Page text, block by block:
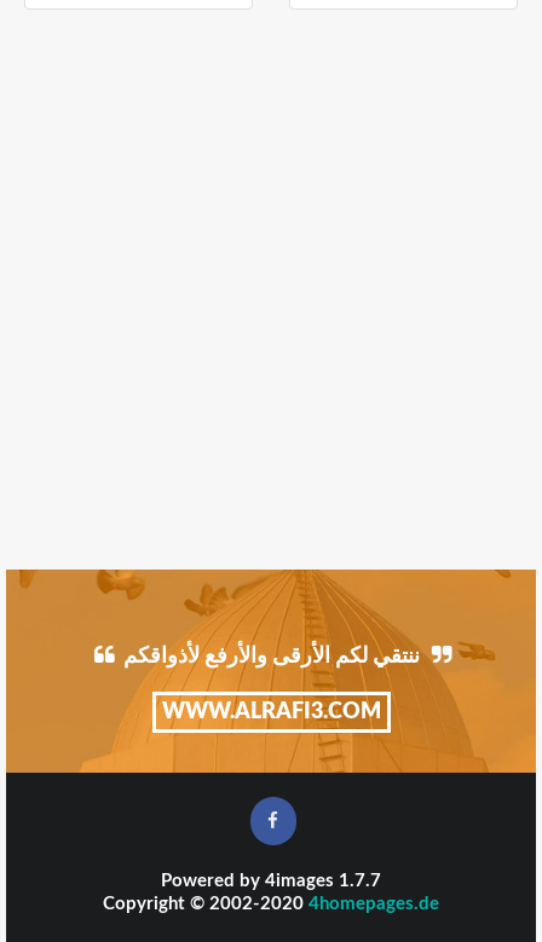
ننتقي لكم الأرقى والأرفع لأذواقكم
WWW.ALRAFI3.COM
Powered by 4images 1.7.7
Copyright © 2002-2020 4homepages.de